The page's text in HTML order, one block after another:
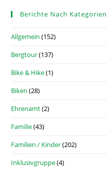
Berichte Nach Kategorien
Allgemein (152)
Bergtour(137)
Bike & Hike(1)
Biken (28)
Ehrenamt(2)
Familie(43)
Familien / Kinder(202)
Inklusivgruppe(4)